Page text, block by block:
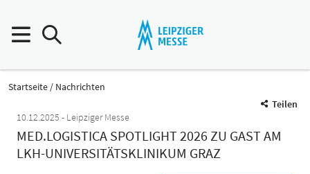
Startseite
Nachrichten
Teilen
10.12.2025
Leipziger Messe
MED.LOGISTICA SPOTLIGHT 2026 ZU GAST AM
LKH-UNIVERSITÄTSKLINIKUM GRAZ